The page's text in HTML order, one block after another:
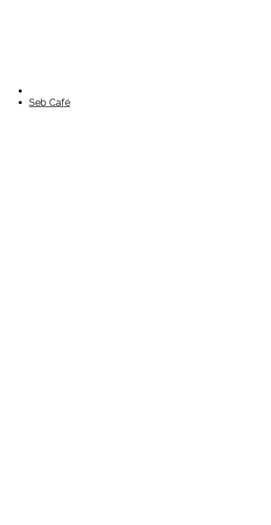
Seb Café